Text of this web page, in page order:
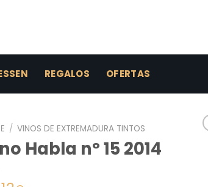
REGALOS OFERTAS
/ VINOS DE EXTREMADURA TINTOS
Habla nº 15 2014